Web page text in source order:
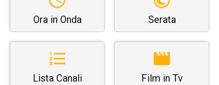
Ora in Onda Serata
Lista Canali Film in Tv